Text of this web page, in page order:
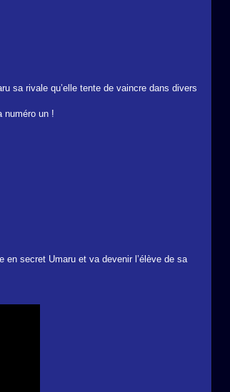
sa rivale qu’elle tente de vaincre dans divers
numéro un !
secret Umaru et va devenir l’élève de sa